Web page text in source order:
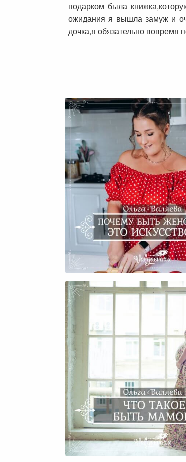
подарком была
ожидания я вышла замуж и
дочка,я обязательно вовремя
Почему Быть
Искусство?
Cчастье Быть